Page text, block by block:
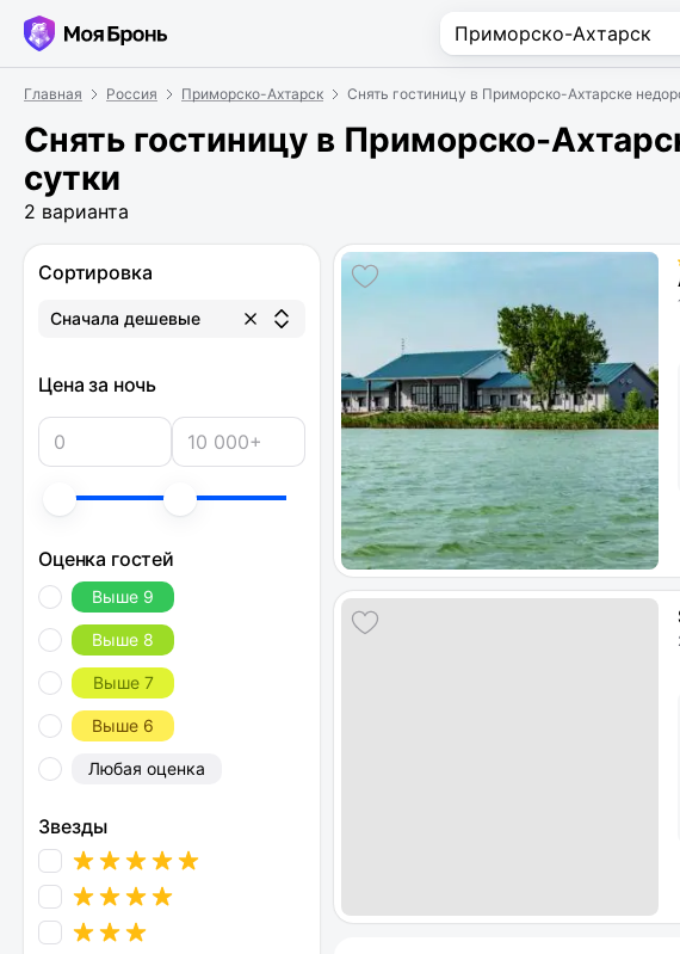
Главная Россия Приморско-Ахтарск Снять гостиницу в Приморско-Ахтарске
Снять гостиницу в Приморско-
сутки
2 варианта
Сортировка
Сначала дешевые
Цена за ночь
Оценка гостей
Выше 9
Выше 8
Выше 7
Выше 6
Любая оценка
Звезды